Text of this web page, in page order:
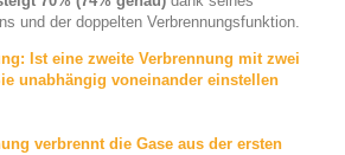
und der doppelten Verbrennungsfunktion.
Ist eine zweite Verbrennung mit zwei
unabhängig voneinander einstellen
verbrennt die Gase aus der ersten